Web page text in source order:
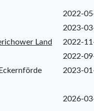
2022-
2023-
Land 2022-
2022-
2023-
2026-